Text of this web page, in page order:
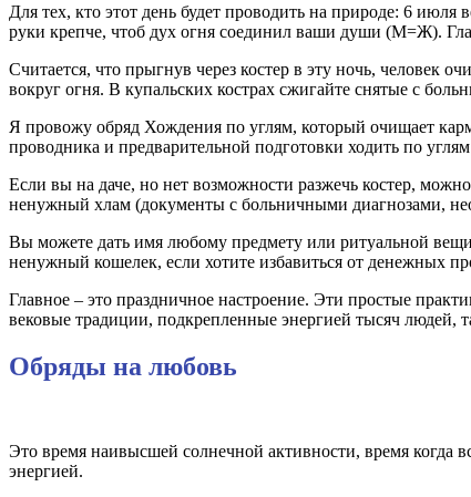
Для тех, кто этот день будет проводить на природе: 6 июля
руки крепче, чтоб дух огня соединил ваши души (М=Ж).
Считается, что прыгнув через костер в эту ночь, человек
вокруг огня. В купальских кострах сжигайте снятые с
Я провожу обряд Хождения по углям, который очищает
проводника и предварительной подготовки ходить по
Если вы на даче, но нет возможности разжечь костер,
ненужный хлам (документы с больничными диагнозами,
Вы можете дать имя любому предмету или ритуальной
ненужный кошелек, если хотите избавиться от денежных
Главное – это праздничное настроение. Эти простые
вековые традиции, подкрепленные энергией тысяч людей,
Обряды на любовь
Это время наивысшей солнечной активности, время
энергией.